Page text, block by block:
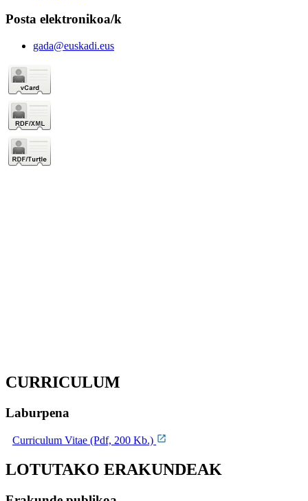
Posta elektronikoa/k
gada@euskadi.eus
CURRICULUM
Laburpena
Curriculum Vitae (Pdf, 200 Kb.)
LOTUTAKO ERAKUNDEAK